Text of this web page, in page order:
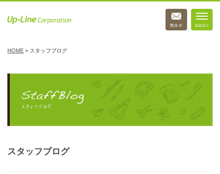
HOME > スタッフブログ
スタッフブログ